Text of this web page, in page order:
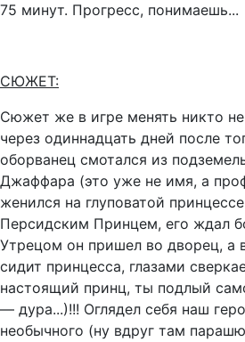
75 минут. Прогресс, понимаешь...
СЮЖЕТ:
Сюжет же в игре менять никто
через одиннадцать дней после
оборванец смотался из
Джаффара (это уже не имя, а
женился на глуповатой
Персидским Принцем, его ждал
Утрецом он пришел во дворец, а
сидит принцесса, глазами
настоящий принц, ты подлый
— дура...)!!! Оглядел себя наш
необычного (ну вдруг там